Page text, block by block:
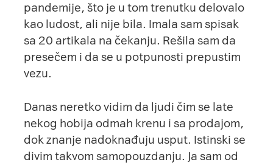
pandemije, što je u tom trenutku delovalo
kao ludost, ali nije bila. Imala sam spisak
sa 20 artikala na čekanju. Rešila sam da
presečem i da se u potpunosti prepustim
vezu.
Danas neretko vidim da ljudi čim se late
nekog hobija odmah krenu i sa prodajom,
dok znanje nadoknađuju usput. Istinski se
divim takvom samopouzdanju. Ja sam od